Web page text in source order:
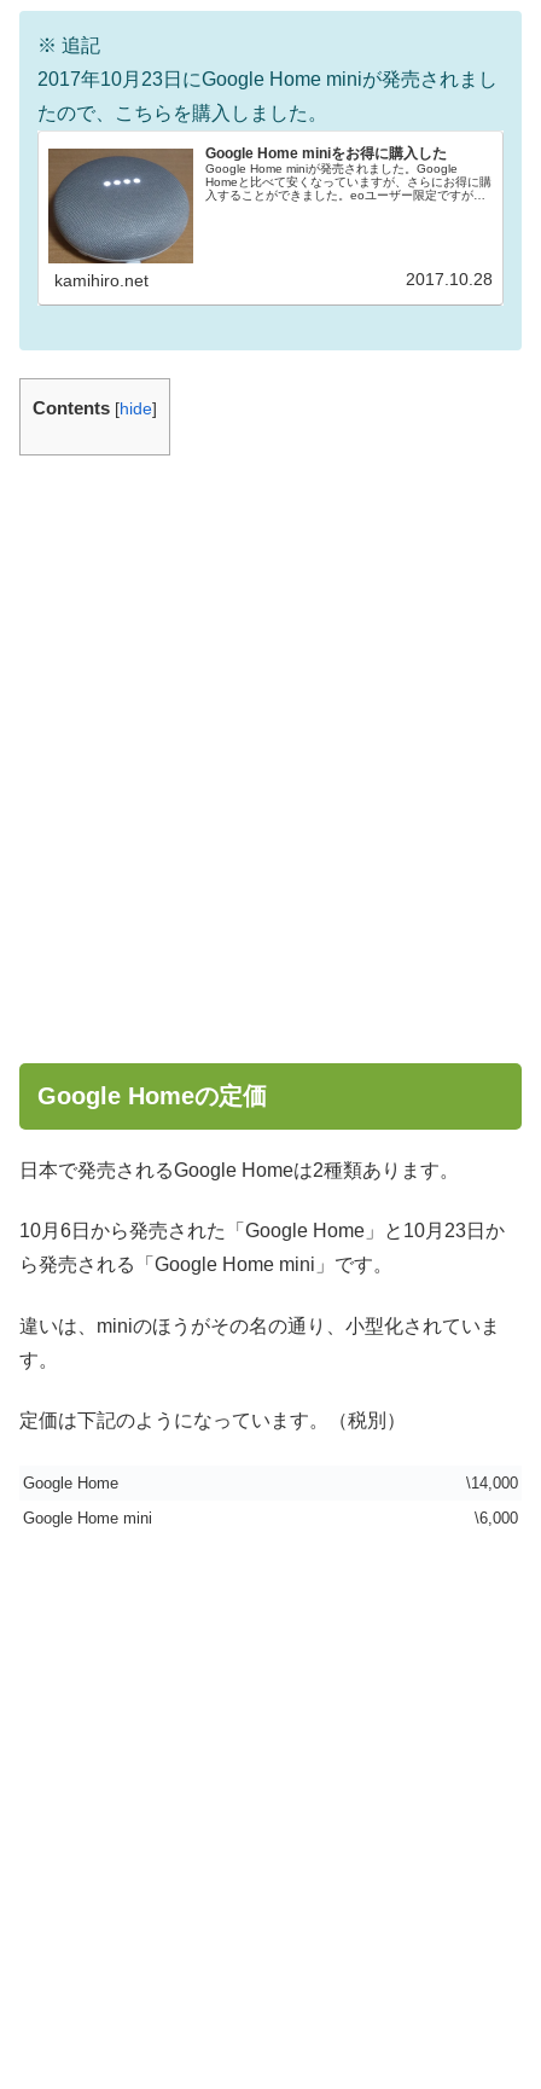
※ 追記
2017年10月23日にGoogle Home miniが発売されまし
たので、こちらを購入しました。
Google Home miniをお得に購入した
Google Home miniが発売されました。Google
Homeと比べて安くなっていますが、さらにお得に購
入することができました。eoユーザー限定ですが、
kamihiro.net 2017.10.28
Contents [hide]
Google Homeの定価
日本で発売されるGoogle Homeは2種類あります。
10月6日から発売された「Google Home」と10月23日か
ら発売される「Google Home mini」です。
違いは、miniのほうがその名の通り、小型化されていま
す。
定価は下記のようになっています。（税別）
Google Home
\14,000
Google Home mini
\6,000